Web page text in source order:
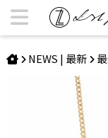
ODETTE | 八星項
NEWS | 最新